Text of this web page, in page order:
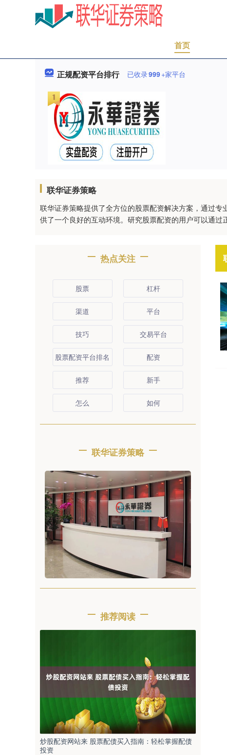
首页
正规配资平台排行 已收录999+家平台
联华证券策略
联华证券策略提供了全方位的股票配资解决方案，通过
供了一个良好的互动环境。研究股票配资的用户可以通过
热点关注
股票 杠杆
渠道 平台
技巧 交易平台
股票配资平台排名 配资
推荐 新手
怎么 如何
联华证券策略
推荐阅读
炒股配资网站来 股票配债买入指南：轻松掌握配债
投资